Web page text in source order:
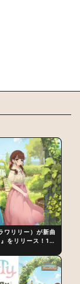
リリー）が新曲
をリリース！1st